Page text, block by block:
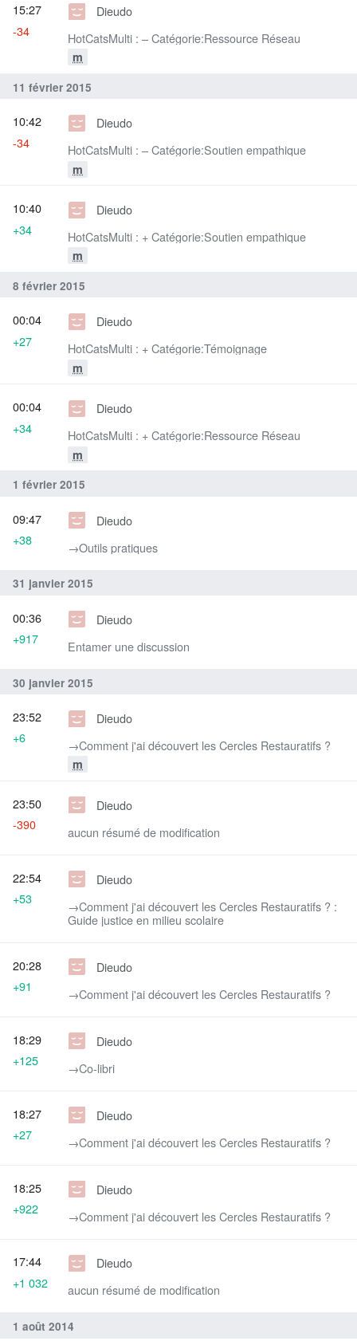
Dieudo
HotCatsMulti : – Catégorie:Ressource Réseau
m
15:27
-34
11 février 2015
Dieudo
HotCatsMulti : – Catégorie:Soutien empathique
m
10:42
-34
Dieudo
HotCatsMulti : + Catégorie:Soutien empathique
m
10:40
+34
8 février 2015
Dieudo
HotCatsMulti : + Catégorie:Témoignage
m
00:04
+27
Dieudo
HotCatsMulti : + Catégorie:Ressource Réseau
m
00:04
+34
1 février 2015
Dieudo
→‎Outils pratiques
09:47
+38
31 janvier 2015
Dieudo
Entamer une discussion
00:36
+917
30 janvier 2015
Dieudo
→‎Comment j'ai découvert les Cercles Restauratifs ?
m
23:52
+6
Dieudo
aucun résumé de modification
23:50
-390
Dieudo
→‎Comment j'ai découvert les Cercles Restauratifs ? :
Guide justice en milieu scolaire
22:54
+53
Dieudo
→‎Comment j'ai découvert les Cercles Restauratifs ?
20:28
+91
Dieudo
→‎Co-libri
18:29
+125
Dieudo
→‎Comment j'ai découvert les Cercles Restauratifs ?
18:27
+27
Dieudo
→‎Comment j'ai découvert les Cercles Restauratifs ?
18:25
+922
Dieudo
aucun résumé de modification
17:44
+1 032
1 août 2014